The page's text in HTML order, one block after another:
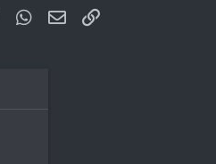
PinterestWhatsApp
Email